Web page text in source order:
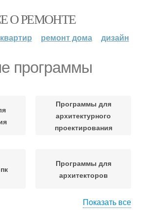
О РЕМОНТЕ
ремонт дома дизайн
программы
Программы для
архитектурного
проектирования
Программы для
архитекторов
Показать все